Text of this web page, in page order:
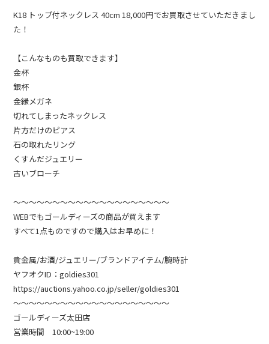
K18 トップ付ネックレス 40cm 18,000円でお買取させていただきまし
た！
【こんなものも買取できます】
金杯
銀杯
金縁メガネ
切れてしまったネックレス
片方だけのピアス
石の取れたリング
くすんだジュエリー
古いブローチ
～～～～～～～～～～～～～～～～～～～～
WEBでもゴールディーズの商品が買えます
すべて1点ものですので購入はお早めに！
貴金属/お酒/ジュエリー/ブランドアイテム/腕時計
ヤフオクID：goldies301
https://auctions.yahoo.co.jp/seller/goldies301
～～～～～～～～～～～～～～～～～～～～
ゴールディーズ太田店
営業時間 10:00~19:00